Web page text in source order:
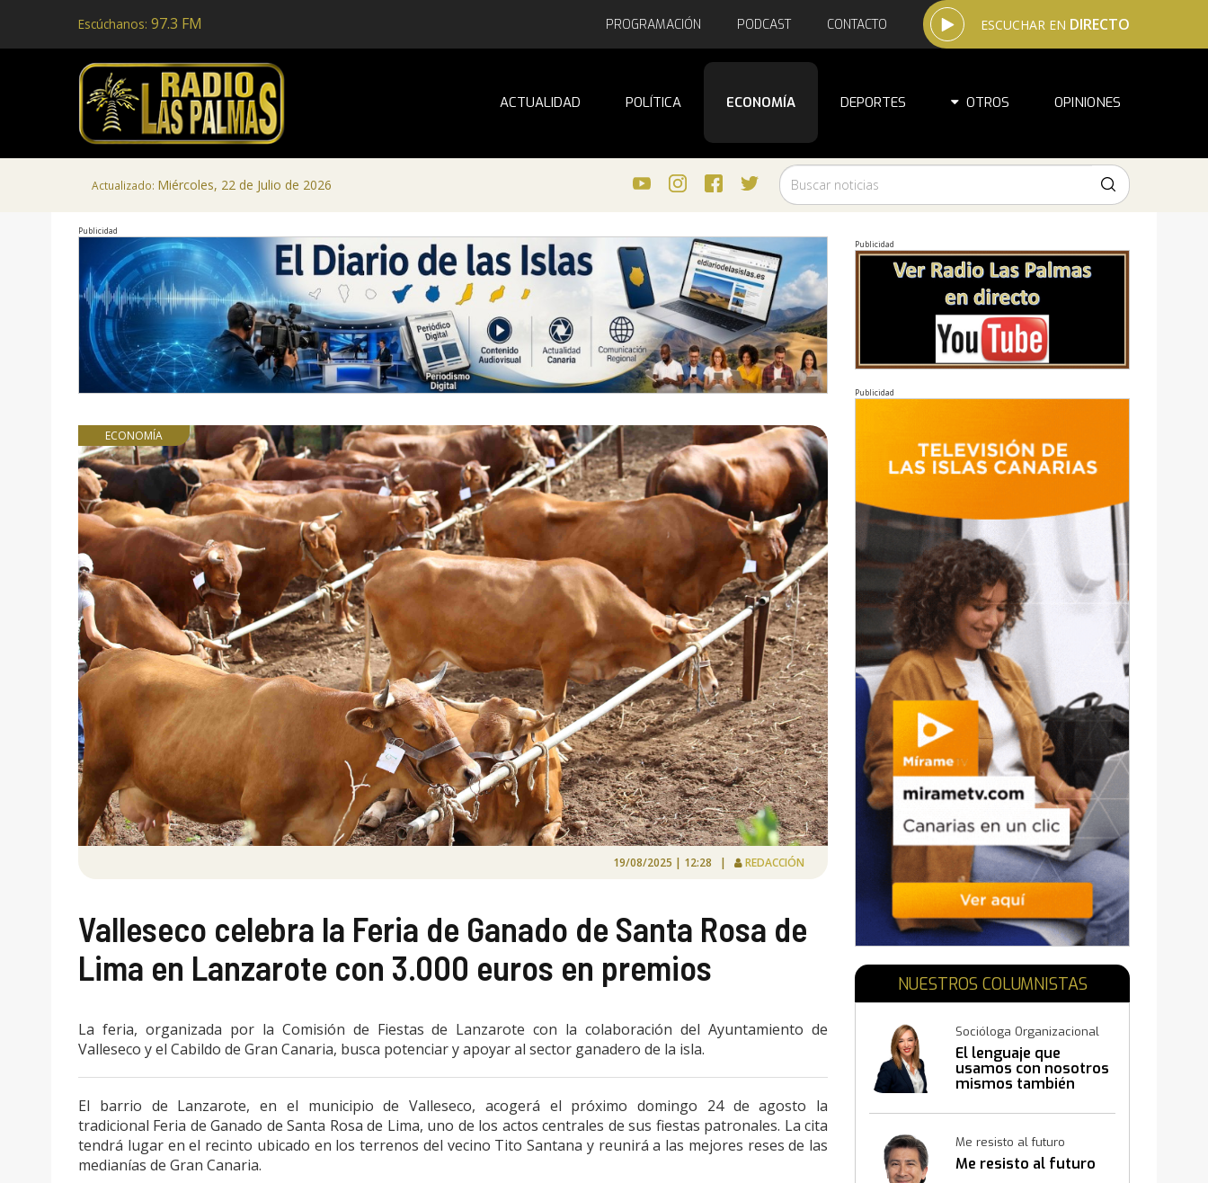
Escúchanos: 97.3 FM ESCUCHAR EN DIRECTO
PROGRAMACIÓN PODCAST CONTACTO
ACTUALIDAD POLÍTICA ECONOMÍA DEPORTES OTROS OPINIONES
Actualizado: Miércoles, 22 de Julio de 2026
Publicidad
ECONOMÍA
19/08/2025 | 12:28 | REDACCIÓN
Valleseco celebra la Feria de Ganado de Santa Rosa de
Lima en Lanzarote con 3.000 euros en premios
La feria, organizada por la Comisión de Fiestas de Lanzarote con la colaboración del Ayuntamiento de
Valleseco y el Cabildo de Gran Canaria, busca potenciar y apoyar al sector ganadero de la isla.
El barrio de Lanzarote, en el municipio de Valleseco, acogerá el próximo domingo 24 de agosto la
tradicional Feria de Ganado de Santa Rosa de Lima, uno de los actos centrales de sus fiestas patronales. La cita
tendrá lugar en el recinto ubicado en los terrenos del vecino Tito Santana y reunirá a las mejores reses de las
medianías de Gran Canaria.
Publicidad
Publicidad
NUESTROS COLUMNISTAS
Socióloga Organizacional
El lenguaje que
usamos con nosotros
mismos también
Me resisto al futuro
Me resisto al futuro